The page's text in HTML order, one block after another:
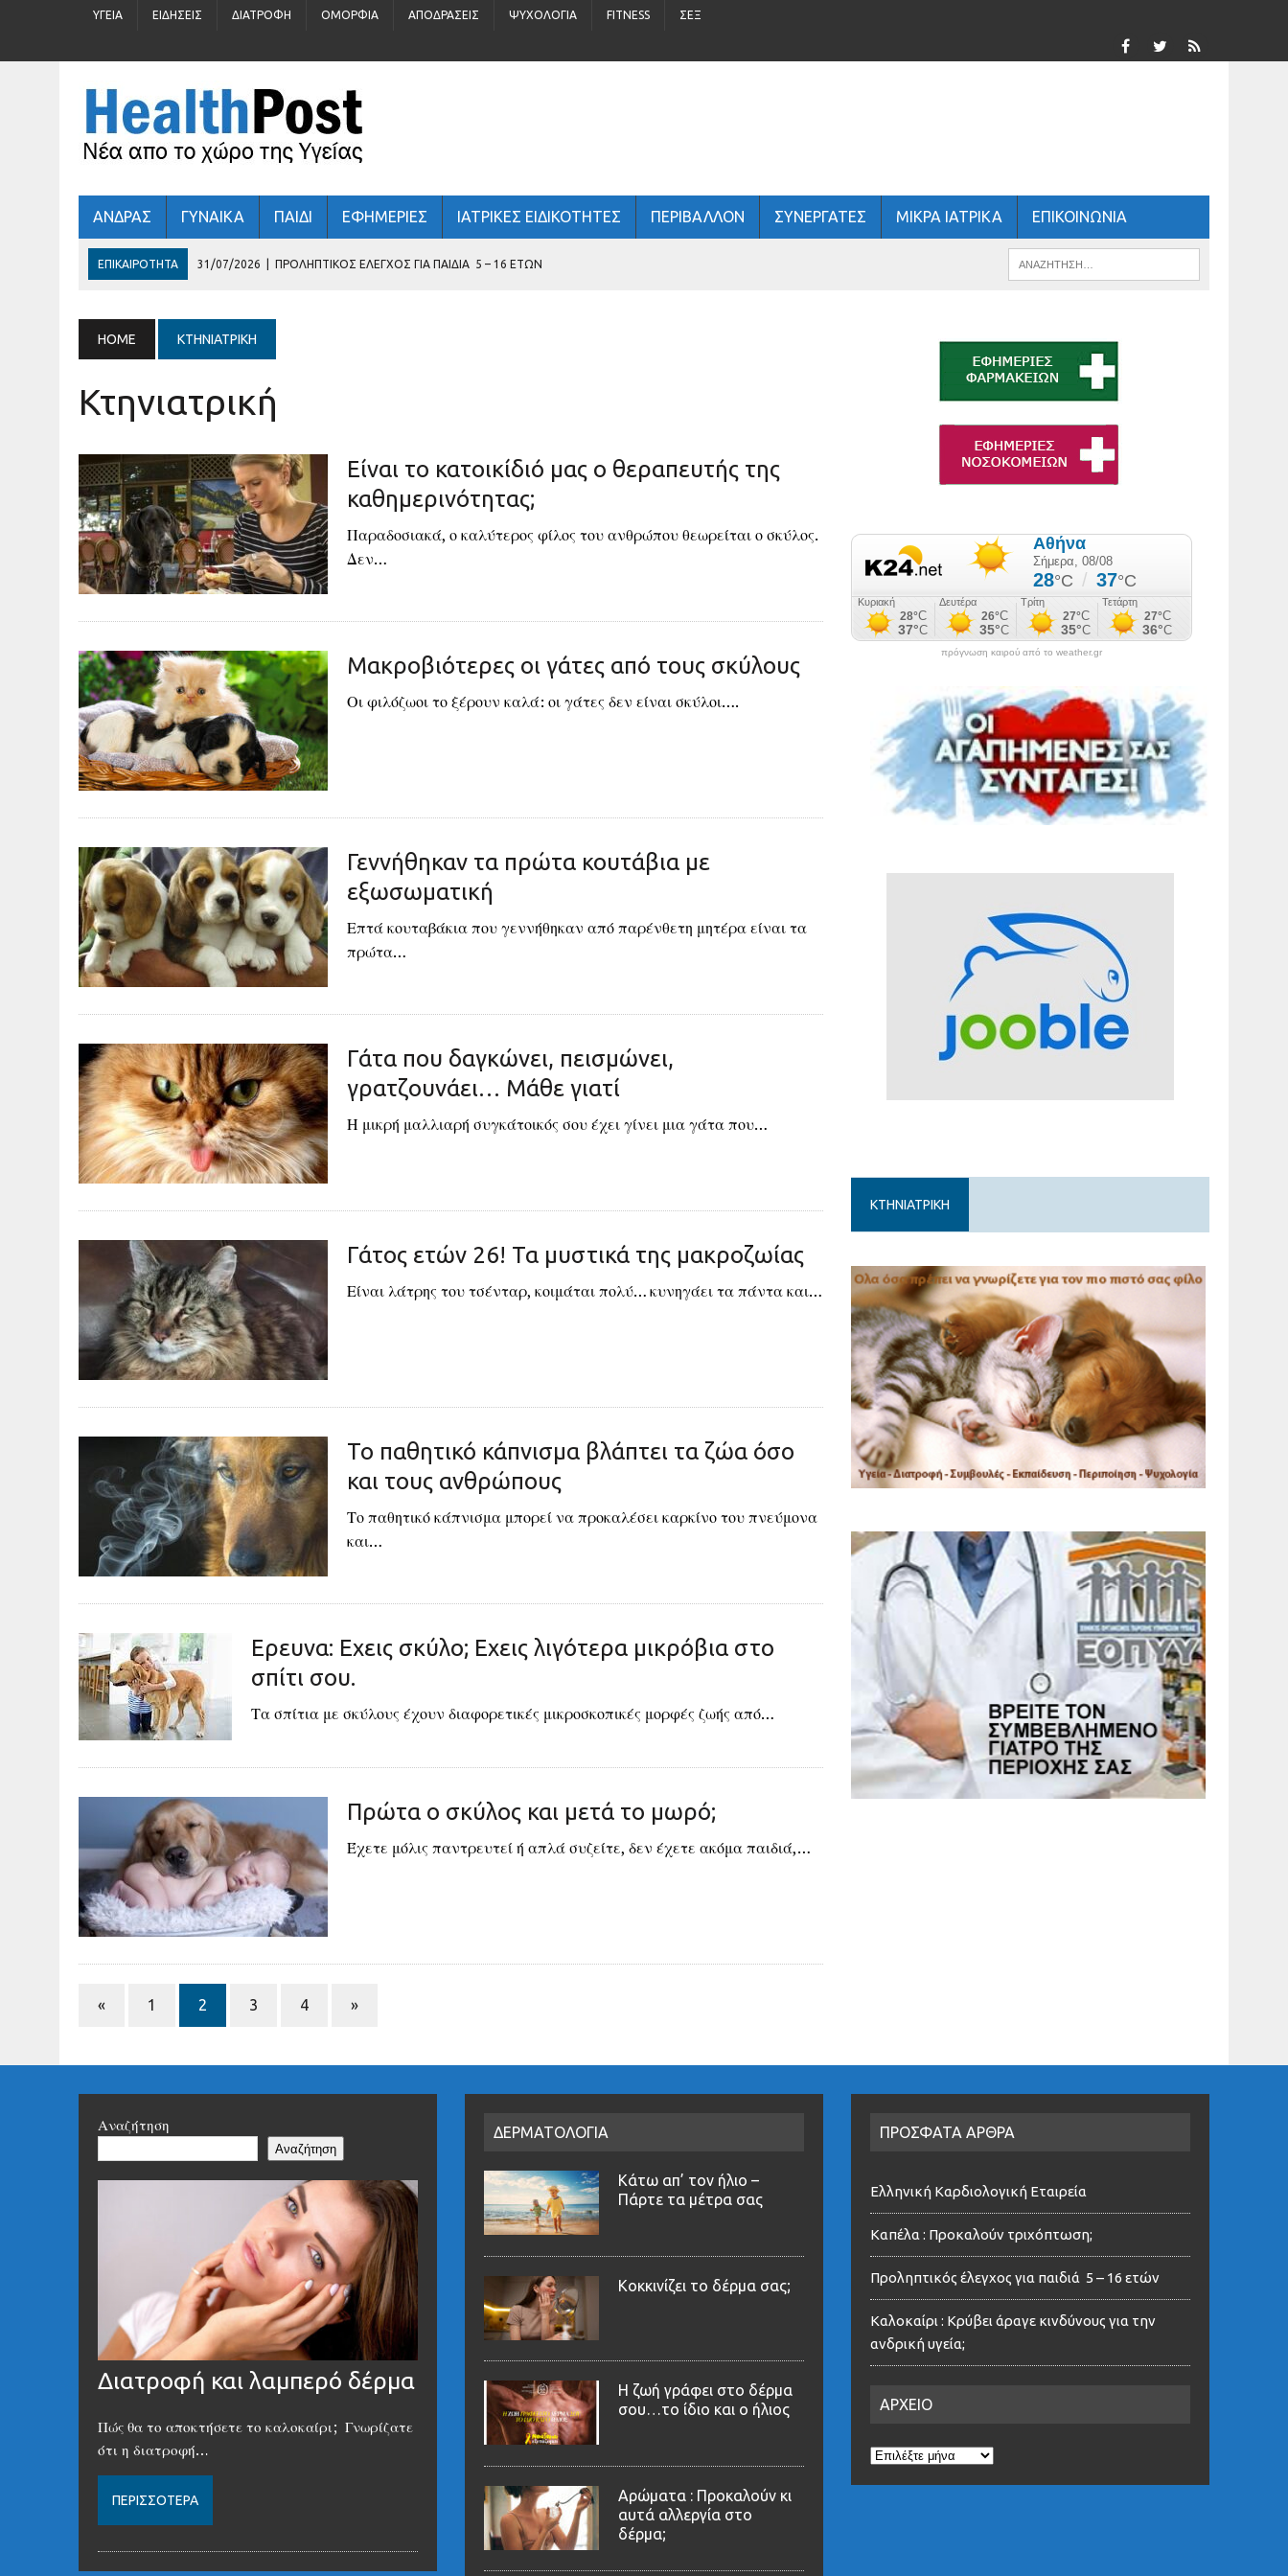
ΥΓΕΊΑ ΕΙΔΉΣΕΙΣ ΔΙΑΤΡΟΦΉ ΟΜΟΡΦΙΆ ΑΠΟΔΡΆΣΕΙΣ ΨΥΧΟΛΟΓΊΑ FITNESS ΣΈΞ
ΑΝΔΡΑΣ ΓΥΝΑΙΚΑ ΠΑΙΔΙ ΕΦΗΜΕΡΙΕΣ ΙΑΤΡΙΚΕΣ ΕΙΔΙΚΟΤΗΤΕΣ ΠΕΡΙΒΆΛΛΟΝ ΣΥΝΕΡΓΑΤΕΣ ΜΙΚΡΑ ΙΑΤΡΙΚΑ ΕΠΙΚΟΙΝΩΝΙΑ
ΕΠΙΚΑΙΡΌΤΗΤΑ 31/07/2026 ΠΡΟΛΗΠΤΙΚΌΣ ΈΛΕΓΧΟΣ ΓΙΑ ΠΑΙΔΙΆ 5 – 16 ΕΤΏΝ
03/08/2026 | ΕΛΛΗΝΙΚΉ ΚΑΡΔΙΟΛΟΓΙΚΉ ΕΤΑΙΡΕΊΑ
02/08/2026 ΚΑΠΈΛΑ : ΠΡΟΚΑΛΟΎΝ ΤΡΙΧΌΠΤΩΣΗ;
HOME ΚΤΗΝΙΑΤΡΙΚΉ
Κτηνιατρική
Είναι το κατοικίδιό μας ο θεραπευτής της
καθημερινότητας;
Παραδοσιακά, ο καλύτερος φίλος του ανθρώπου θεωρείται ο σκύλος.
Δεν…
Μακροβιότερες οι γάτες από τους σκύλους
Οι φιλόζωοι το ξέρουν καλά: οι γάτες δεν είναι σκύλοι….
Γεννήθηκαν τα πρώτα κουτάβια με
εξωσωματική
Επτά κουταβάκια που γεννήθηκαν από παρένθετη μητέρα είναι τα
πρώτα…
Γάτα που δαγκώνει, πεισμώνει,
γρατζουνάει… Μάθε γιατί
Η μικρή μαλλιαρή συγκάτοικός σου έχει γίνει μια γάτα που…
Γάτος ετών 26! Τα μυστικά της μακροζωίας
Είναι λάτρης του τσένταρ, κοιμάται πολύ… κυνηγάει τα πάντα και…
Το παθητικό κάπνισμα βλάπτει τα ζώα όσο
και τους ανθρώπους
Το παθητικό κάπνισμα μπορεί να προκαλέσει καρκίνο του πνεύμονα
και…
Eρευνα: Εχεις σκύλο; Εχεις λιγότερα μικρόβια στο
σπίτι σου.
Τα σπίτια με σκύλους έχουν διαφορετικές μικροσκοπικές μορφές ζωής από…
Πρώτα ο σκύλος και μετά το μωρό;
Έχετε μόλις παντρευτεί ή απλά συζείτε, δεν έχετε ακόμα παιδιά,…
« 1 2 3 4 »
πρόγνωση καιρού από το weather.gr
ΚΤΗΝΙΑΤΡΙΚΗ
Αναζήτηση
Αναζήτηση
Διατροφή και λαμπερό δέρμα
Πώς θα το αποκτήσετε το καλοκαίρι; Γνωρίζατε
ότι η διατροφή…
ΠΕΡΙΣΣΌΤΕΡΑ
ΔΕΡΜΑΤΟΛΟΓΙΑ
Κάτω απ’ τον ήλιο –
Πάρτε τα μέτρα σας
Κοκκινίζει το δέρμα σας;
Η ζωή γράφει στο δέρμα
σου…το ίδιο και ο ήλιος
Αρώματα : Προκαλούν κι
αυτά αλλεργία στο
δέρμα;
ΠΡΟΣΦΑΤΑ ΑΡΘΡΑ
Ελληνική Καρδιολογική Εταιρεία
Καπέλα : Προκαλούν τριχόπτωση;
Προληπτικός έλεγχος για παιδιά 5 – 16 ετών
Καλοκαίρι : Κρύβει άραγε κινδύνους για την
ανδρική υγεία;
ΑΡΧΕΙΟ
ΑΡΧΕΙΟ